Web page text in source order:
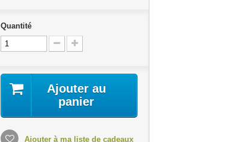
Quantité
Ajouter au
panier
Ajouter à ma liste de cadeaux